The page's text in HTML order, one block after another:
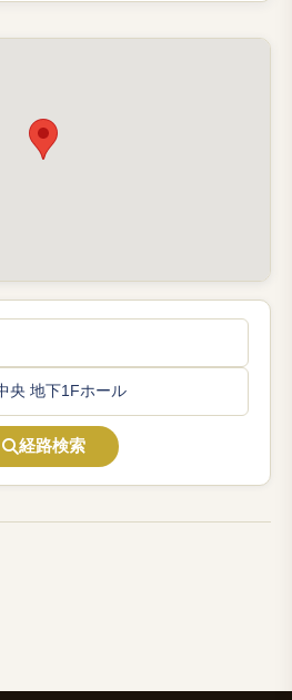
経路検索